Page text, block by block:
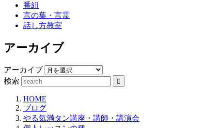
番組
言の葉・言霊
話し方教室
アーカイブ
アーカイブ
検索
HOME
ブログ
やる気満タン講座・講師・講演会